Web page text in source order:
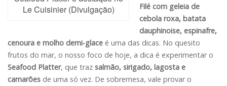
Le Cuisinier (Divulgação)
Filé com geleia de
cebola roxa, batata
dauphinoise, espinafre,
cenoura e molho demi-glace é uma das dicas. No quesito
frutos do mar, o nosso foco de hoje, a dica é experimentar o
Seafood Platter, que traz salmão, sirigado, lagosta e
camarões de uma só vez. De sobremesa, vale provar o